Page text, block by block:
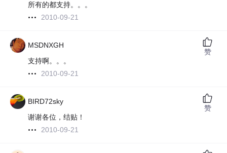
所有的都支持。。。
2010-09-21
MSDNXGH
支持啊。。。
2010-09-21
赞
BIRD72sky
谢谢各位，结贴！
2010-09-21
赞